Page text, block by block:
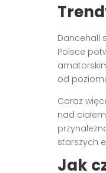
Dancehall
Polsce
od
Coraz
nad
starszych
Jak